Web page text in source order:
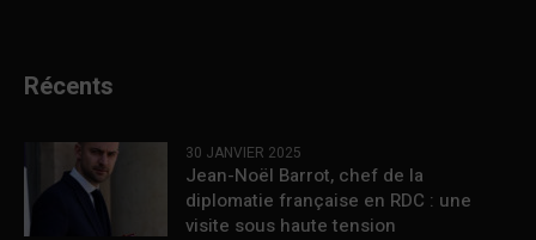
Récents
30 JANVIER 2025
Jean-Noël Barrot, chef de la
diplomatie française en RDC : une
visite sous haute tension